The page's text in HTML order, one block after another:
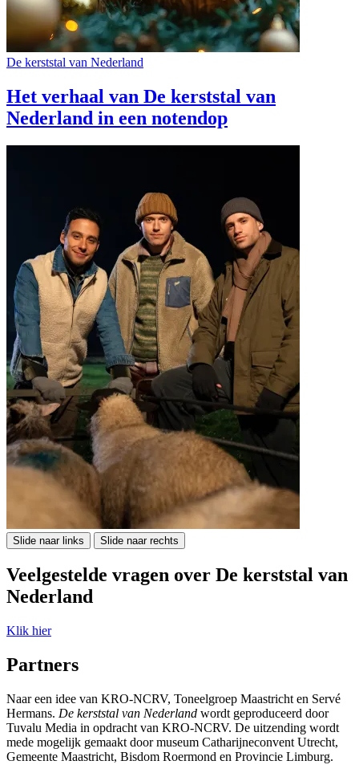
De kerststal van Nederland
Het verhaal van De kerststal van
Nederland in een notendop
Slide naar links Slide naar rechts
Veelgestelde vragen over De kerststal van
Nederland
Klik hier
Partners
Naar een idee van KRO-NCRV, Toneelgroep Maastricht en Servé
Hermans. De kerststal van Nederland wordt geproduceerd door
Tuvalu Media in opdracht van KRO-NCRV. De uitzending wordt
mede mogelijk gemaakt door museum Catharijneconvent Utrecht,
Gemeente Maastricht, Bisdom Roermond en Provincie Limburg.